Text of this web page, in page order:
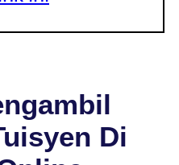
Di